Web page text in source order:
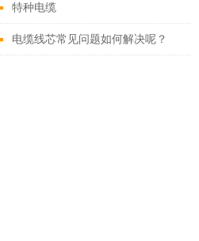
特种电缆
电缆线芯常见问题如何解决呢？